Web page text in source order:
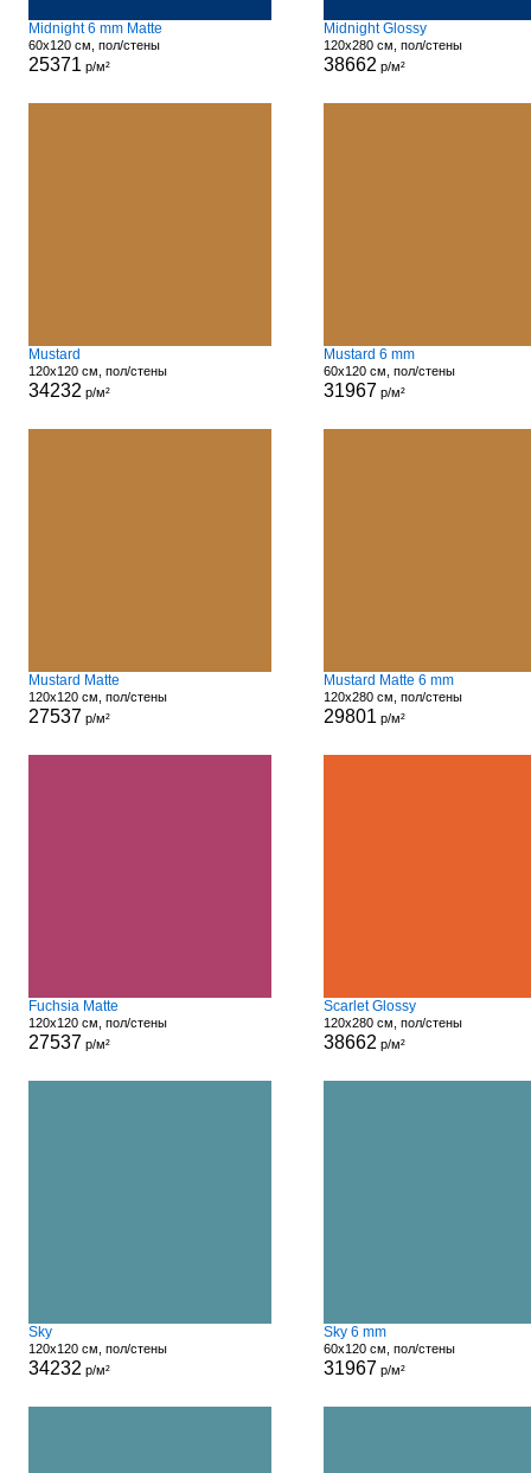
Midnight 6 mm Matte
60x120 см, пол/стены
25371 р/м²
Midnight Glossy
120x280 см, пол/стены
38662 р/м²
Mustard
120x120 см, пол/стены
34232 р/м²
Mustard 6 mm
60x120 см, пол/стены
31967 р/м²
Mustard Matte
120x120 см, пол/стены
27537 р/м²
Mustard Matte 6 mm
120x280 см, пол/стены
29801 р/м²
Fuchsia Matte
120x120 см, пол/стены
27537 р/м²
Scarlet Glossy
120x280 см, пол/стены
38662 р/м²
Sky
120x120 см, пол/стены
34232 р/м²
Sky 6 mm
60x120 см, пол/стены
31967 р/м²